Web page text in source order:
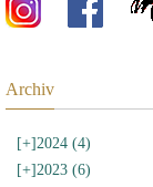
Archiv
[+]2024 (4)
[+]2023 (6)